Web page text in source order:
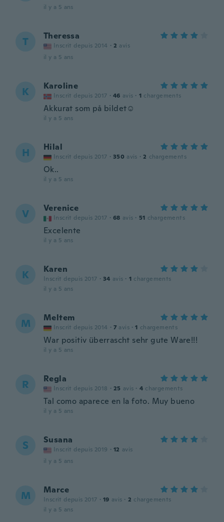
il y a 5 ans
T Theressa
Inscrit depuis 2014 · 2 avis
il y a 5 ans
K Karoline
Inscrit depuis 2017 · 46 avis · 1 chargements
Akkurat som på bildet☺️
il y a 5 ans
H Hilal
Inscrit depuis 2017 · 350 avis · 2 chargements
Ok..
il y a 5 ans
V Verenice
Inscrit depuis 2017 · 68 avis · 51 chargements
Excelente
il y a 5 ans
K Karen
Inscrit depuis 2017 · 34 avis · 1 chargements
il y a 5 ans
M Meltem
Inscrit depuis 2014 · 7 avis · 1 chargements
War positiv überrascht sehr gute Ware!!!
il y a 5 ans
R Regla
Inscrit depuis 2018 · 25 avis · 4 chargements
Tal como aparece en la foto. Muy bueno
il y a 5 ans
S Susana
Inscrit depuis 2019 · 12 avis
il y a 5 ans
M Marce
Inscrit depuis 2017 · 19 avis · 2 chargements
il y a 5 ans